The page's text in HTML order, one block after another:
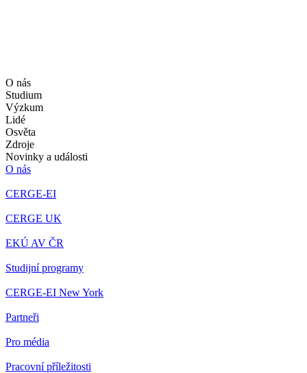
O nás
Studium
Výzkum
Lidé
Osvěta
Zdroje
Novinky a události
O nás
CERGE-EI
CERGE UK
EKÚ AV ČR
Studijní programy
CERGE-EI New York
Partneři
Pro média
Pracovní příležitosti